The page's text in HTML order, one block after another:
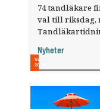
74 tandläkare
val till riksdag,
Nyheter